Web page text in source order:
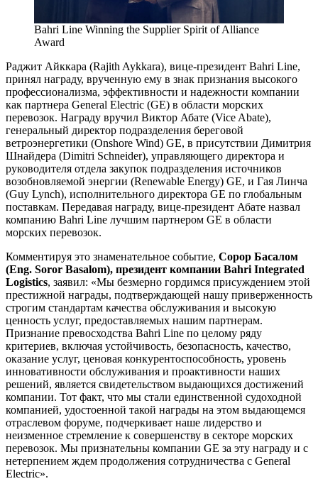
Bahri Line Winning the Supplier Spirit of Alliance
Award
Раджит Айккара (Rajith Aykkara), вице-президент Bahri Line,
принял награду, врученную ему в знак признания высокого
профессионализма, эффективности и надежности компании
как партнера General Electric (GE) в области морских
перевозок. Награду вручил Виктор Абате (Vice Abate),
генеральный директор подразделения береговой
ветроэнергетики (Onshore Wind) GE, в присутствии Димитрия
Шнайдера (Dimitri Schneider), управляющего директора и
руководителя отдела закупок подразделения источников
возобновляемой энергии (Renewable Energy) GE, и Гая Линча
(Guy Lynch), исполнительного директора GE по глобальным
поставкам. Передавая награду, вице-президент Абате назвал
компанию Bahri Line лучшим партнером GE в области
морских перевозок.
Комментируя это знаменательное событие, Сорор Басалом
(Eng. Soror Basalom), президент компании Bahri Integrated
Logistics, заявил: «Мы безмерно гордимся присуждением этой
престижной награды, подтверждающей нашу приверженность
строгим стандартам качества обслуживания и высокую
ценность услуг, предоставляемых нашим партнерам.
Признание превосходства Bahri Line по целому ряду
критериев, включая устойчивость, безопасность, качество,
оказание услуг, ценовая конкурентоспособность, уровень
инновативности обслуживания и проактивности наших
решений, является свидетельством выдающихся достижений
компании. Тот факт, что мы стали единственной судоходной
компанией, удостоенной такой награды на этом выдающемся
отраслевом форуме, подчеркивает наше лидерство и
неизменное стремление к совершенству в секторе морских
перевозок. Мы признательны компании GE за эту награду и с
нетерпением ждем продолжения сотрудничества с General
Electric».